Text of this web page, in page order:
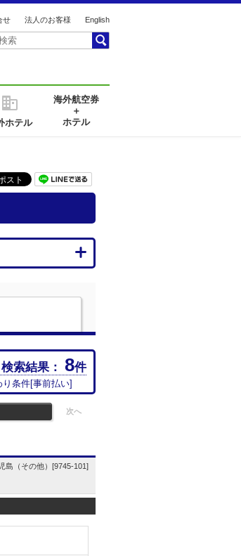
せ 法人のお客様 English
ホテル
海外航空券
＋
ホテル
検索結果： 8件
り条件[事前払い]
次へ
島（その他）[9745-101]